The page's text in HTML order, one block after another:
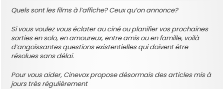
Quels sont les films à l’affiche? Ceux qu’on annonce?
Si vous voulez vous éclater au ciné ou planifier vos prochaines
sorties en solo, en amoureux, entre amis ou en famille, voilà
d’angoissantes questions existentielles qui doivent être
résolues sans délai.
Pour vous aider, Cinevox propose désormais des articles mis à
jours très régulièrement